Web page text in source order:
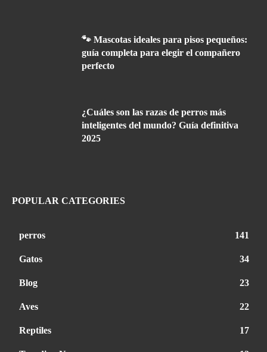
🐾 Mascotas ideales para pisos pequeños:
guía completa para elegir el compañero
perfecto
¿Cuáles son las razas de perros más
inteligentes del mundo? Guía definitiva
2025
POPULAR CATEGORIES
perros 141
Gatos 34
Blog 23
Aves 22
Reptiles 17